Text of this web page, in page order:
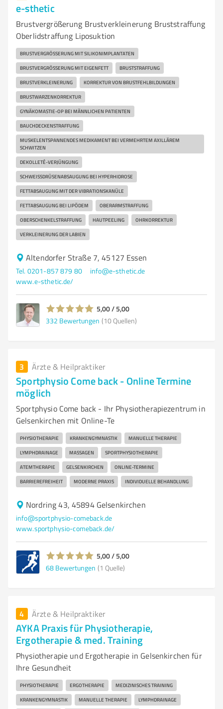
e-sthetic
Brustvergrößerung Brustverkleinerung Bruststraffung
Oberlidstraffung Liposuktion
BRUSTVERGRÖSSERUNG MIT SILIKONIMPLANTATEN
BRUSTVERGRÖSSERUNG MIT EIGENFETT BRUSTSTRAFFUNG
BRUSTVERKLEINERUNG KORREKTUR VON BRUSTFEHLBILDUNGEN
BRUSTWARZENKORREKTUR
GYNÄKOMASTIE-OP BEI MÄNNLICHEN PATIENTEN
BAUCHDECKENSTRAFFUNG
MUSKELENTSPANNENDES MEDIKAMENT BEI VERMEHRTEM AXILLÄREM
SCHWITZEN
DEKOLLETÉ-VERJÜNGUNG
SCHWEISSDRÜSENABSAUGUNG BEI HYPERHIDROSE
FETTABSAUGUNG MIT DER VIBRATIONSKANÜLE
FETTABSAUGUNG BEI LIPÖDEM OBERARMSTRAFFUNG
OBERSCHENKELSTRAFFUNG HAUTPEELING OHRKORREKTUR
VERKLEINERUNG DER LABIEN
Altendorfer Straße 7, 45127 Essen
Tel. 0201-857 879 80
info@e-sthetic.de
www.e-sthetic.de/
5,00 / 5,00
332 Bewertungen (10 Quellen)
3 Ärzte & Heilpraktiker
Sportphysio Come back - Online Termine
möglich
Sportphysio Come back - Ihr Physiotherapiezentrum in
Gelsenkirchen mit Online-Te
PHYSIOTHERAPIE KRANKENGYMNASTIK MANUELLE THERAPIE
LYMPHDRAINAGE MASSAGEN SPORTPHYSIOTHERAPIE
ATEMTHERAPIE GELSENKIRCHEN ONLINE-TERMINE
BARRIEREFREIHEIT MODERNE PRAXIS INDIVIDUELLE BEHANDLUNG
Nordring 43, 45894 Gelsenkirchen
info@sportphysio-comeback.de
www.sportphysio-comeback.de/
5,00 / 5,00
68 Bewertungen (1 Quelle)
4 Ärzte & Heilpraktiker
AYKA Praxis für Physiotherapie,
Ergotherapie & med. Training
Physiotherapie und Ergotherapie in Gelsenkirchen für
Ihre Gesundheit
PHYSIOTHERAPIE ERGOTHERAPIE MEDIZINISCHES TRAINING
KRANKENGYMNASTIK MANUELLE THERAPIE LYMPHDRAINAGE